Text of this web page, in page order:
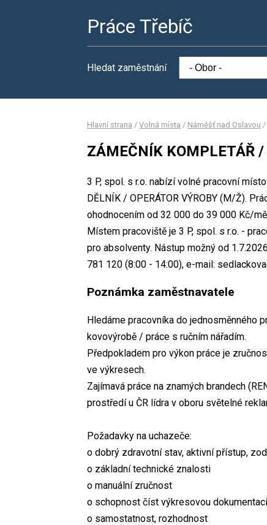
Práce Třebíč
Hledat zaměstnání
Hlavní strana / Volná místa / Náměšť nad Oslavou /
ZÁMEČNÍK KOMPLETÁŘ
3 P, spol. s r.o. nabízí volné pracovní
DĚLNÍK / OPERÁTOR VÝROBY (M/Ž).
ohodnocením od 32 000 do 39 000 Kč/
Místem pracoviště je 3 P, spol. s r.o. -
pro absolventy. Nástup možný od
781 120 (8:00 - 14:00), e-mail:
Poznámka zaměstnavatele
Hledáme pracovníka do jednosměnného
kovovýrobě / práce s ručním nářadím.
Předpokladem pro výkon práce je
ve výkresech.
Zajímavá práce na znamých brandech
prostředí u ČR lídra v oboru světelné
Požadavky na uchazeče:
o dobrý zdravotní stav, aktivní přístup,
o základní technické znalosti
o manuální zručnost
o schopnost číst výkresovou dokumentaci
o samostatnost, rozhodnost